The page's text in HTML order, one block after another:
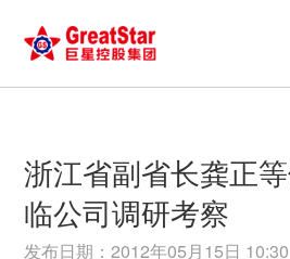
浙江省副省长龚正
临公司调研考察
发布日期：2012年05月15日 10:30